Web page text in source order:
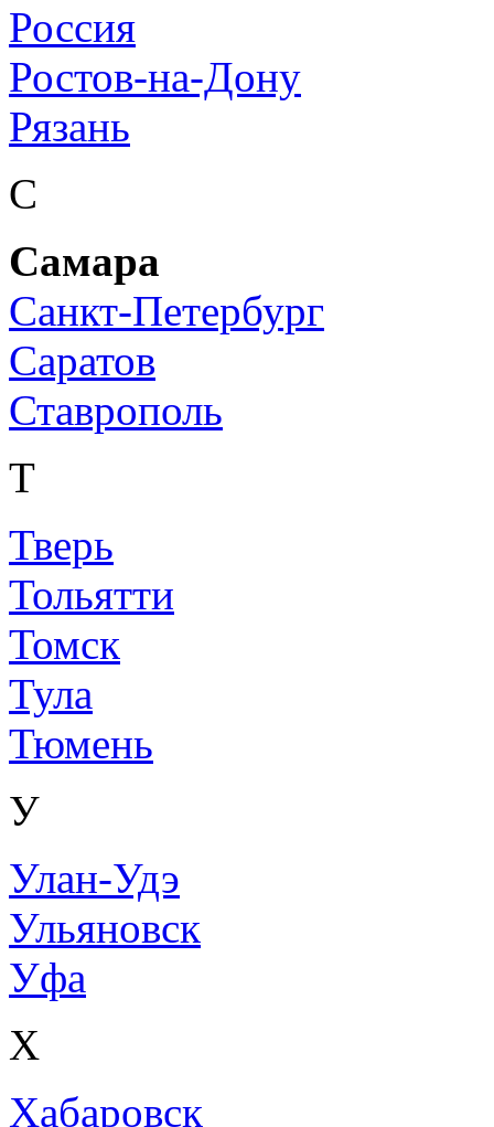
Россия
Ростов-на-Дону
Рязань
С
Самара
Санкт-Петербург
Саратов
Ставрополь
Т
Тверь
Тольятти
Томск
Тула
Тюмень
У
Улан-Удэ
Ульяновск
Уфа
Х
Хабаровск